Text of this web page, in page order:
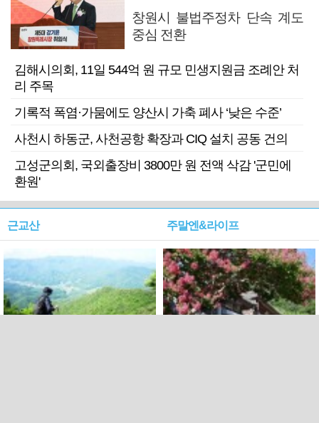
창원시 불법주정차 단속 계도
중심 전환
김해시의회, 11일 544억 원 규모 민생지원금 조례안 처
리 주목
기록적 폭염·가뭄에도 양산시 가축 폐사 ‘낮은 수준’
사천시 하동군, 사천공항 확장과 CIQ 설치 공동 건의
고성군의회, 국외출장비 3800만 원 전액 삭감 '군민에
환원'
근교산 주말엔&라이프